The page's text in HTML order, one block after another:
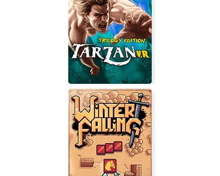
Ring Runner: Flight of the Sages
Tarzan VR The Trilogy Edition